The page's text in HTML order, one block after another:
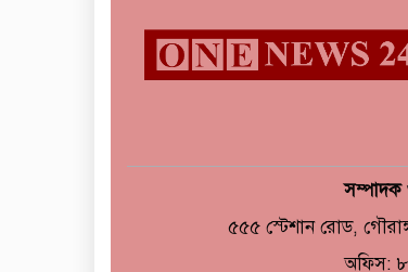
৫৫৫ স্টেশান রোড,
অফিস: